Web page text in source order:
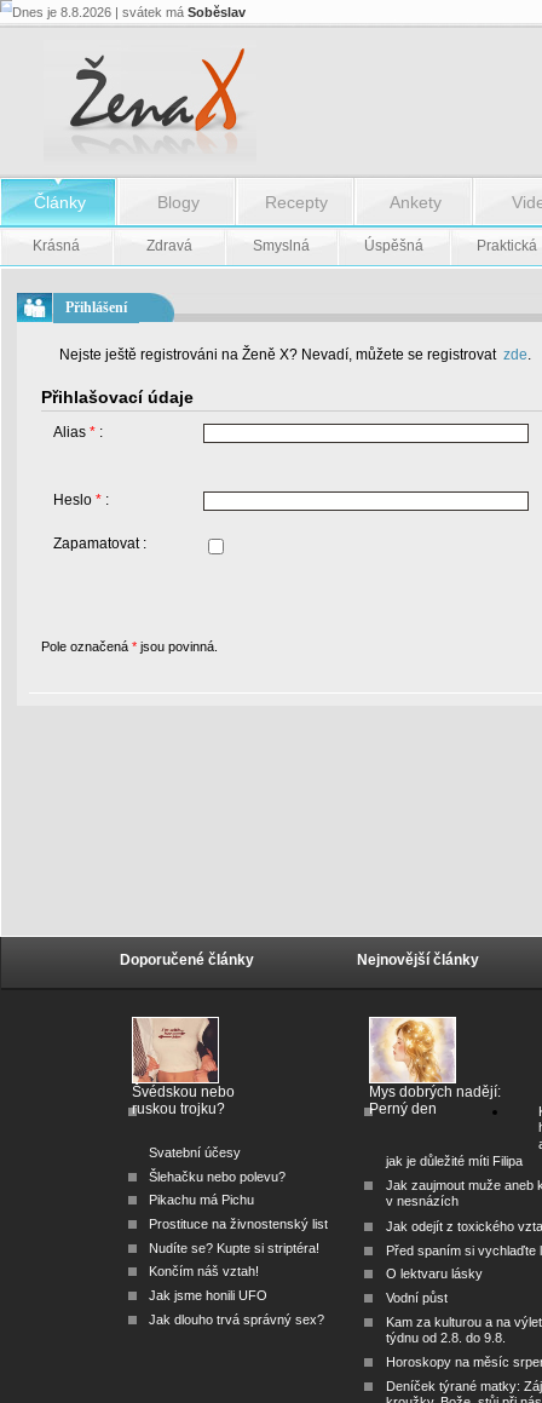
Dnes je 8.8.2026 | svátek má Soběslav
Články Blogy Recepty Ankety
Krásná Zdravá Smyslná Úspěšná Praktická
Přihlášení
Nejste ještě registrováni na Ženě X? Nevadí, můžete se registrovat zde.
Přihlašovací údaje
Alias * :
Heslo * :
Zapamatovat :
Pole označená * jsou povinná.
Doporučené články
Švédskou nebo
ruskou trojku?
Svatební účesy
Šlehačku nebo polevu?
Pikachu má Pichu
Prostituce na živnostenský list
Nudíte se? Kupte si striptéra!
Končím náš vztah!
Jak jsme honili UFO
Jak dlouho trvá správný sex?
Nejnovější články
Mys dobrých nadějí:
Perný den
jak je důležité míti Filipa
Jak zaujmout muže aneb
v nesnázích
Jak odejít z toxického
Před spaním si vychlaďte
O lektvaru lásky
Vodní půst
Kam za kulturou a na
týdnu od 2.8. do 9.8.
Horoskopy na měsíc
Deníček týrané matky: